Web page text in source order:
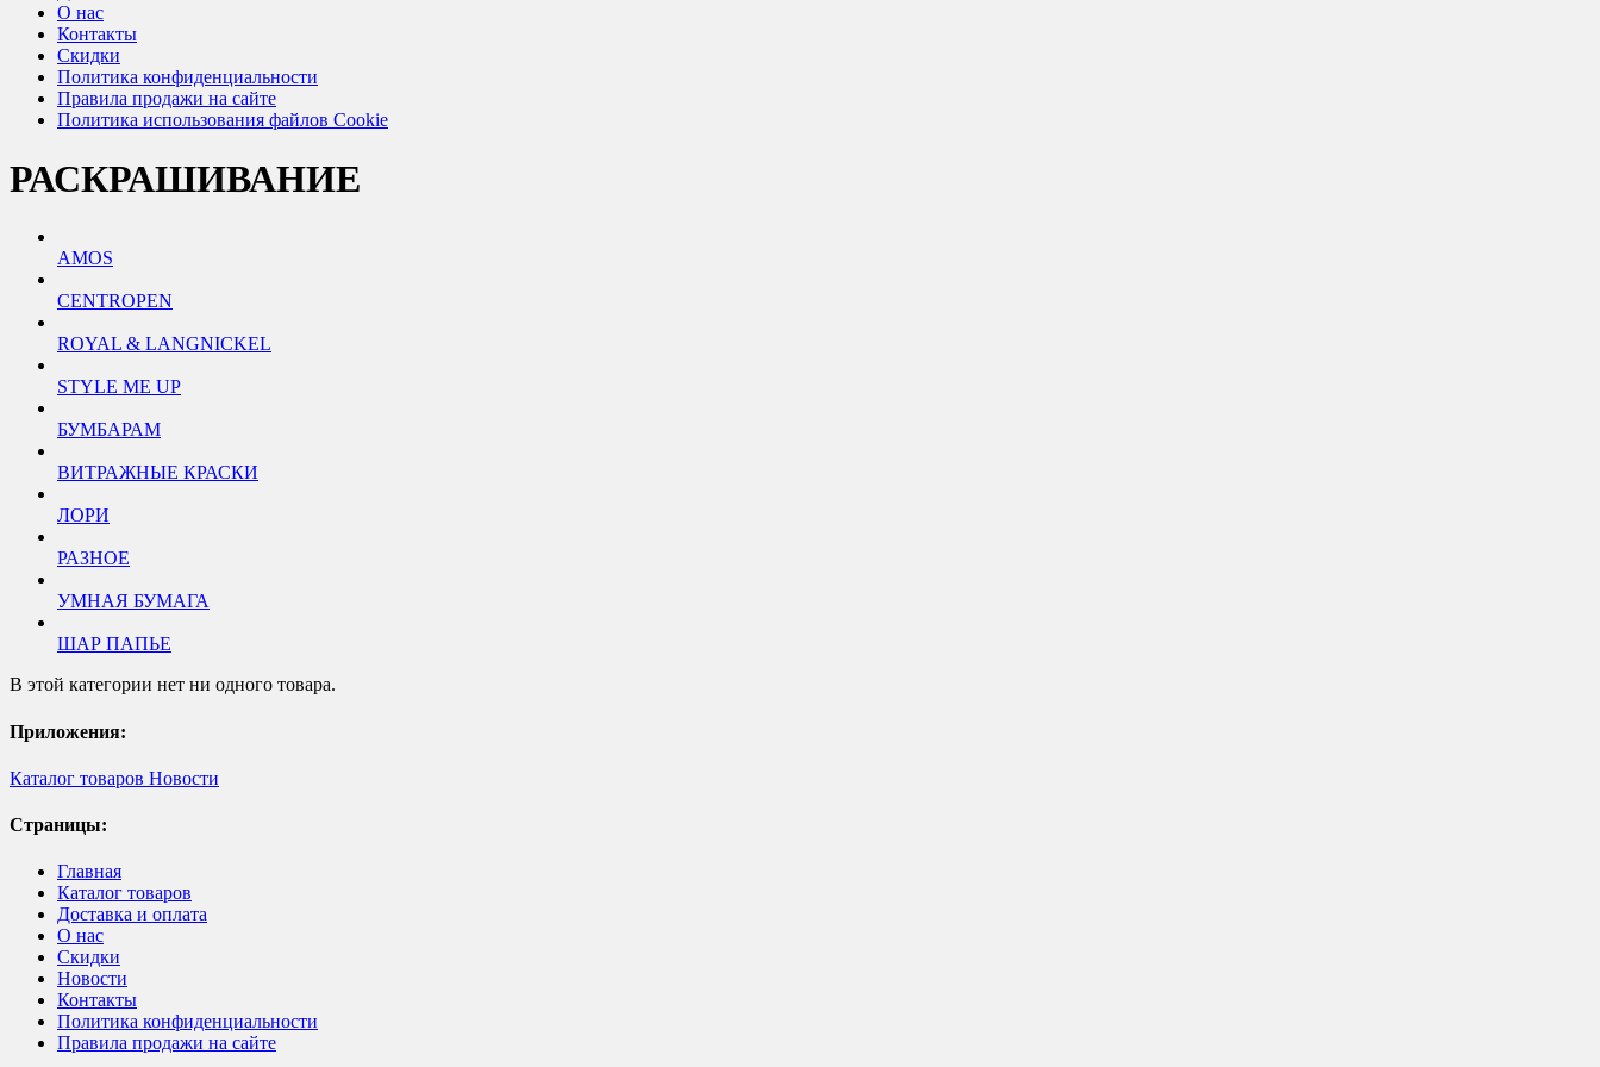
О нас
Контакты
Скидки
Политика конфиденциальности
Правила продажи на сайте
Политика использования файлов Cookie
РАСКРАШИВАНИЕ
AMOS
CENTROPEN
ROYAL & LANGNICKEL
STYLE ME UP
БУМБАРАМ
ВИТРАЖНЫЕ КРАСКИ
ЛОРИ
РАЗНОЕ
УМНАЯ БУМАГА
ШАР ПАПЬЕ
В этой категории нет ни одного товара.
Приложения:
Каталог товаров Новости
Страницы:
Главная
Каталог товаров
Доставка и оплата
О нас
Скидки
Новости
Контакты
Политика конфиденциальности
Правила продажи на сайте